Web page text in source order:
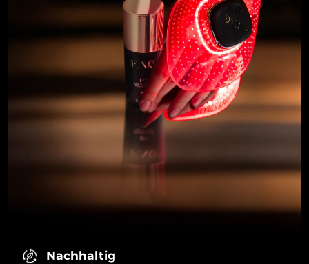
Nachhaltig